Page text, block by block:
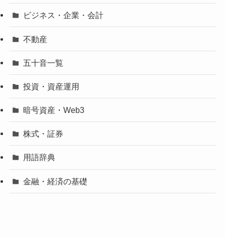
ビジネス・企業・会計
不動産
五十音一覧
投資・資産運用
暗号資産・Web3
株式・証券
用語辞典
金融・経済の基礎